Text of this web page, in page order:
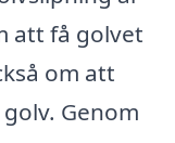
att få golvet
om att
Genom